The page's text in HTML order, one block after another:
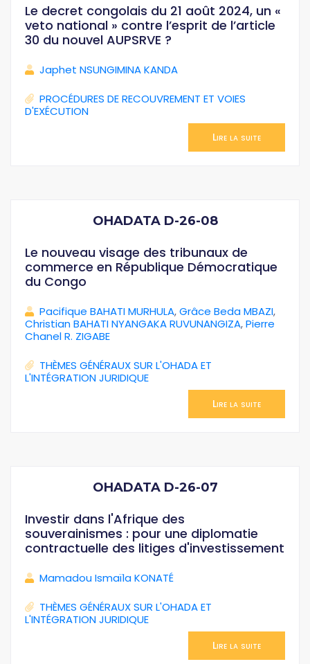
Le decret congolais du 21 août 2024, un «
veto national » contre l’esprit de l’article
30 du nouvel AUPSRVE ?
Japhet NSUNGIMINA KANDA
PROCÉDURES DE RECOUVREMENT ET VOIES
D'EXÉCUTION
Lire la suite
OHADATA D-26-08
Le nouveau visage des tribunaux de
commerce en République Démocratique
du Congo
Pacifique BAHATI MURHULA,Grâce Beda MBAZI,
Christian BAHATI NYANGAKA RUVUNANGIZA,Pierre
Chanel R. ZIGABE
THÈMES GÉNÉRAUX SUR L'OHADA ET
L'INTÉGRATION JURIDIQUE
Lire la suite
OHADATA D-26-07
Investir dans l'Afrique des
souverainismes : pour une diplomatie
contractuelle des litiges d'investissement
Mamadou Ismaïla KONATÉ
THÈMES GÉNÉRAUX SUR L'OHADA ET
L'INTÉGRATION JURIDIQUE
Lire la suite